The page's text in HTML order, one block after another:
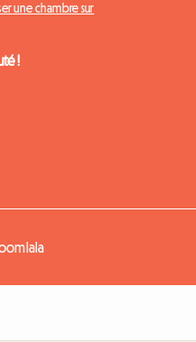
une chambre sur
!